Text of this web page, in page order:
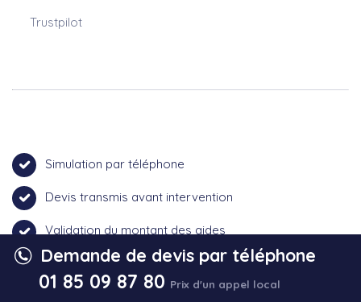
Trustpilot
Simulation par téléphone
Devis transmis avant intervention
Validation du montant des aides
Visite technique et installation
Demande de devis par téléphone
01 85 09 87 80 Prix d'un appel local